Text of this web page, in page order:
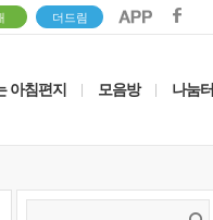
더드림
아침편지 모음방 나눔터